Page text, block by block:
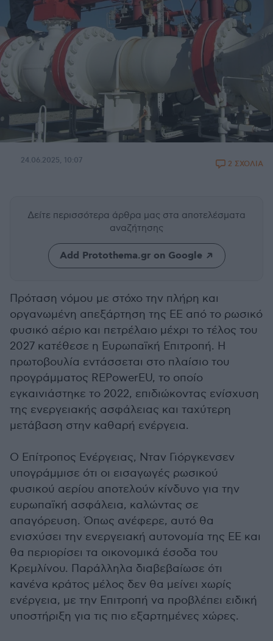
24.06.2025, 10:07 2 ΣΧΟΛΙΑ
Δείτε περισσότερα άρθρα μας στα αποτελέσματα
αναζήτησης
Add Protothema.gr on Google
Πρόταση νόμου με στόχο την πλήρη και
οργανωμένη απεξάρτηση της ΕΕ από το ρωσικό
φυσικό αέριο και πετρέλαιο μέχρι το τέλος του
2027 κατέθεσε η Ευρωπαϊκή Επιτροπή. Η
πρωτοβουλία εντάσσεται στο πλαίσιο του
προγράμματος REPowerEU, το οποίο
εγκαινιάστηκε το 2022, επιδιώκοντας ενίσχυση
της ενεργειακής ασφάλειας και ταχύτερη
μετάβαση στην καθαρή ενέργεια.
Ο Επίτροπος Ενέργειας, Νταν Γιόργκενσεν
υπογράμμισε ότι οι εισαγωγές ρωσικού
φυσικού αερίου αποτελούν κίνδυνο για την
ευρωπαϊκή ασφάλεια, καλώντας σε
απαγόρευση. Όπως ανέφερε, αυτό θα
ενισχύσει την ενεργειακή αυτονομία της ΕΕ και
θα περιορίσει τα οικονομικά έσοδα του
Κρεμλίνου. Παράλληλα διαβεβαίωσε ότι
κανένα κράτος μέλος δεν θα μείνει χωρίς
ενέργεια, με την Επιτροπή να προβλέπει ειδική
υποστήριξη για τις πιο εξαρτημένες χώρες.